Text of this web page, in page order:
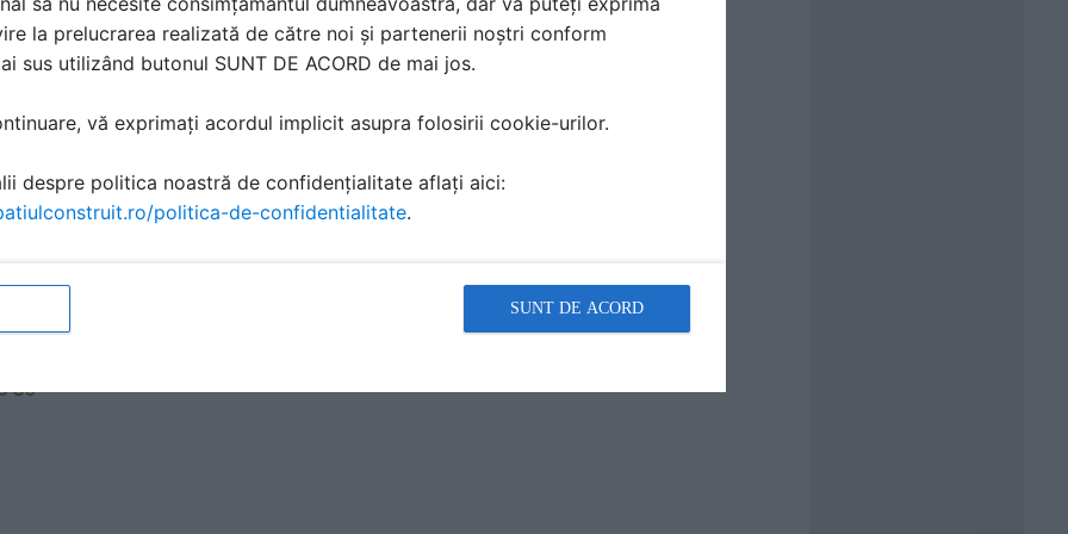
adeziva pentru polistiren - de pistol Rino
TEHNICA | 2 P | LIMBA: RO
poliuretanica pentru pistol Rino - Max
Co
la prelucrarea realizată de către noi și partenerii noștri conform
sus utilizând butonul SUNT DE ACORD de mai jos.
vă exprimați acordul implicit asupra folosirii cookie-urilor.
despre politica noastră de confidențialitate aflați aici:
politica-de-confidentialitate.
SUNT DE ACORD